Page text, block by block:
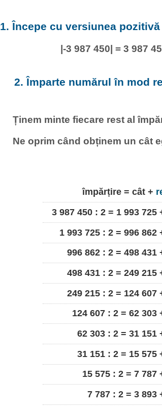
1. Începe cu versiunea
|-3 987 450| = 3 987
2. Împarte numărul în mod
Ținem minte fiecare rest al
Ne oprim când obținem un cât
împărțire = cât +
3 987 450 : 2 = 1 993 725
1 993 725 : 2 = 996 862
996 862 : 2 = 498 431
498 431 : 2 = 249 215
249 215 : 2 = 124 607
124 607 : 2 = 62 303
62 303 : 2 = 31 151
31 151 : 2 = 15 575
15 575 : 2 = 7 787
7 787 : 2 = 3 893